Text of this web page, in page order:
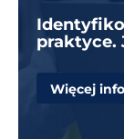
praktyce.
Więcej